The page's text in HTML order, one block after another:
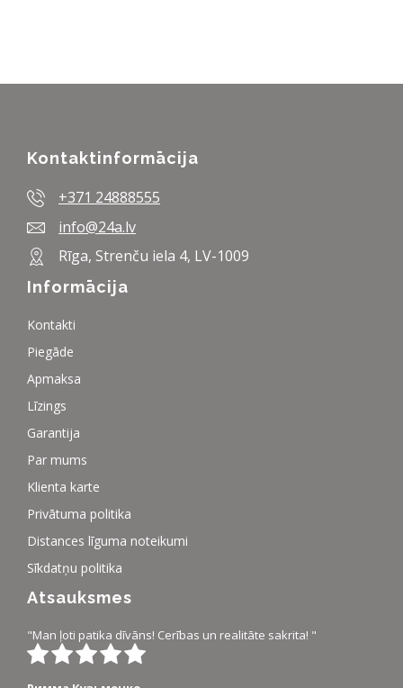
Kontaktinformācija
+371 24888555
info@24a.lv
Rīga, Strenču iela 4, LV-1009
Informācija
Kontakti
Piegāde
Apmaksa
Līzings
Garantija
Par mums
Klienta karte
Privātuma politika
Distances līguma noteikumi
Sīkdatņu politika
Atsauksmes
"Man ļoti patika dīvāns! Cerības un realitāte sakrita! "